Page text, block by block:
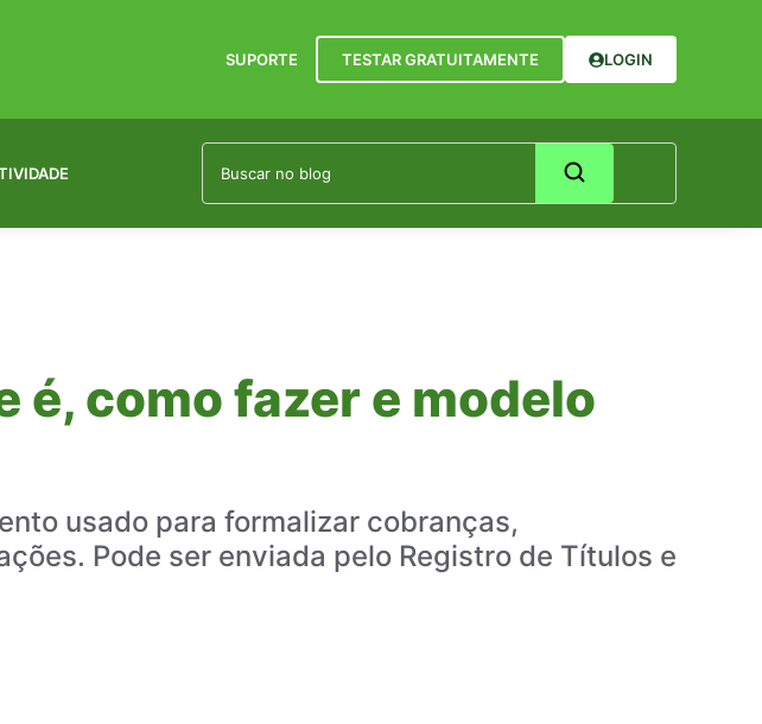
SUPORTE TESTAR GRATUITAMENTE LOGIN
como fazer e modelo
usado para formalizar cobranças,
Pode ser enviada pelo Registro de Títulos e